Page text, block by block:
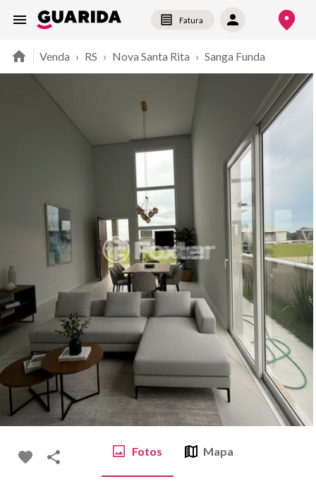
Fatura
Venda › RS › Nova Santa Rita › Sanga Funda
Fotos Mapa